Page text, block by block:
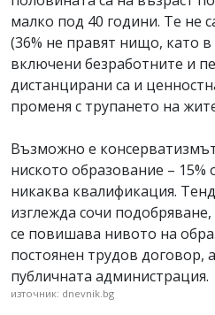
малко под 40 години. Те не
(36% не правят нищо, като в
включени безработните и
дистанцирани са и
променя с трупането на
Възможно е
ниското образование – 15%
никаква квалификация.
изглежда сочи
се повишава нивото на
постоянен трудов договор,
публичната администрация.
източник: dnevnik.bg